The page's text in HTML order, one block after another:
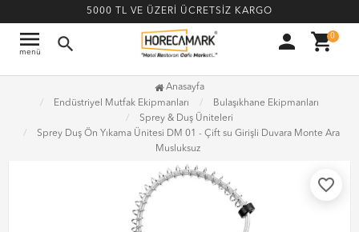
5000 TL VE ÜZERİ ÜCRETSİZ KARGO
menu
menü search person shopping_cart0
Anasayfa
Endüstriyel Mutfak Ekipmanları
Bulaşıkhane Ekipmanları
Sprey & Duş Üniteleri
Sprey Duş Ön Yıkama Ünitesi DM 01 - Çift su Girişli Duvara Monte Ara
Musluksuz
favorite_border